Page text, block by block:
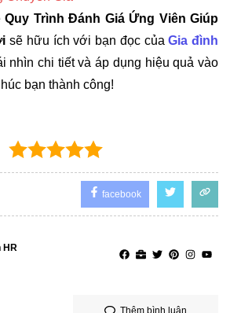
Quy Trình Đánh Giá Ứng Viên Giúp
sẽ hữu ích với bạn đọc củaGia đình
nhìn chi tiết và áp dụng hiệu quả vào
bạn thành công!
facebook
HR
Thêm bình luận